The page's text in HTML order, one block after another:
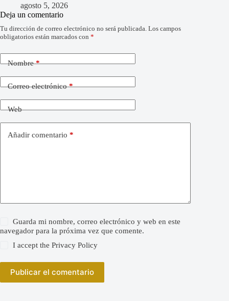
agosto 5, 2026
Deja un comentario
Tu dirección de correo electrónico no será publicada. Los campos
obligatorios están marcados con *
Nombre*
Correo electrónico*
Web
Añadir comentario *
Guarda mi nombre, correo electrónico y web en este
navegador para la próxima vez que comente.
I accept thePrivacy Policy
Publicar el comentario